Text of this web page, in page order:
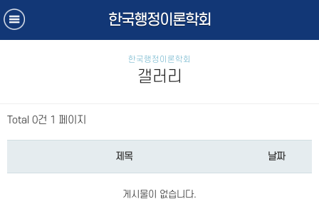
한국행정이론학회
한국행정이론학회
갤러리
Total 0건 1 페이지
제목 날짜
게시물이 없습니다.